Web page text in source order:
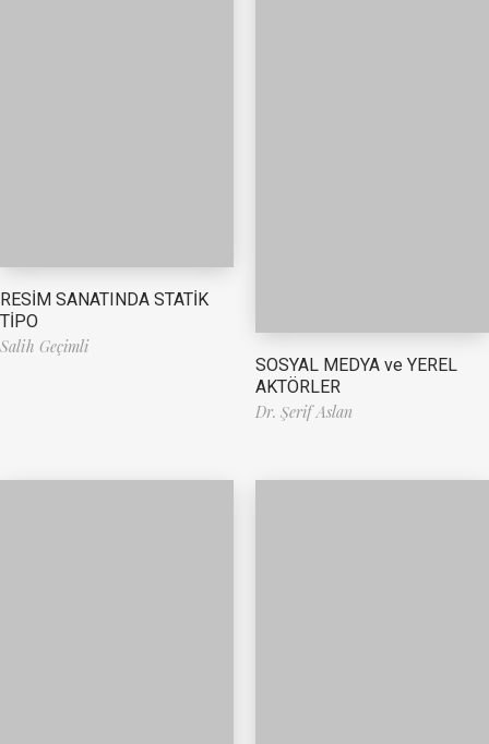
RESİM SANATINDA STATİK
TİPO
Salih Geçimli
SOSYAL MEDYA ve YEREL
AKTÖRLER
Dr. Şerif Aslan